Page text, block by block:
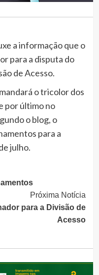
a informação que o
para a disputa do
de Acesso.
o tricolor dos
por último no
o blog, o
para a
julho.
Próxima Notícia
para a Divisão de
Acesso